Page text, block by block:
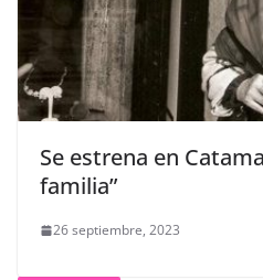
Se estrena en
familia”
26 septiembre, 2023